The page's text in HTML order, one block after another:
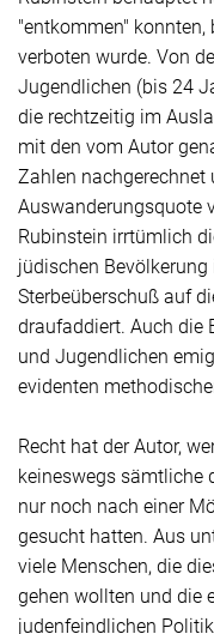
"entkommen"
verboten wurde. Von
Jugendlichen (bis 24
die rechtzeitig im
mit den vom Autor
Zahlen
Auswanderungsquote
Rubinstein irrtümlich
jüdischen
Sterbeüberschuß auf
draufaddiert. Auch die
und Jugendlichen
evidenten
Recht hat der Autor,
keineswegs sämtliche
nur noch nach einer
gesucht hatten. Aus
viele Menschen, die
gehen wollten und die
judenfeindlichen